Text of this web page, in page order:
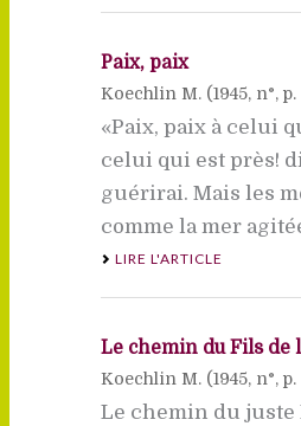
Paix, paix
Koechlin M. (1945, n°, p.
«Paix, paix à celui
celui qui est près!
guérirai. Mais les
comme la mer
LIRE L'ARTICLE
Le chemin du Fils de
Koechlin M. (1945, n°, p.
Le chemin du juste